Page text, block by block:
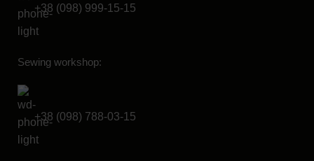
+38 (098) 999-15-15
Sewing workshop:
+38 (098) 788-03-15